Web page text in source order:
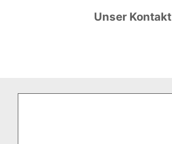
Unser Kontakt